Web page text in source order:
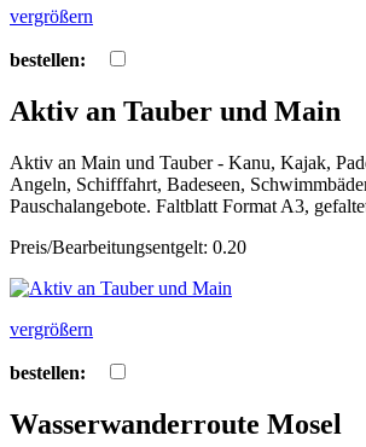
vergrößern
bestellen:
Aktiv an Tauber und Main
Aktiv an Main und Tauber - Kanu, Kajak,
Angeln, Schifffahrt, Badeseen,
Pauschalangebote. Faltblatt Format A3,
Preis/Bearbeitungsentgelt: 0.20
vergrößern
bestellen:
Wasserwanderroute Mosel